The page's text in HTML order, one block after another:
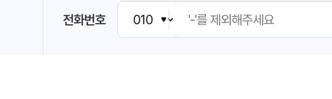
전화번호